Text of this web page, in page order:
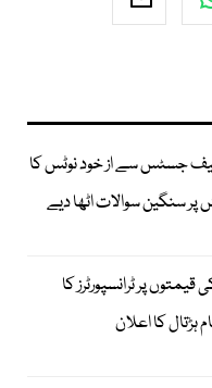
جسٹس سے از خود نوٹس کا
پر سنگین سوالات اٹھا دیے
پر ٹرانسپورٹرز کا
کا اعلان